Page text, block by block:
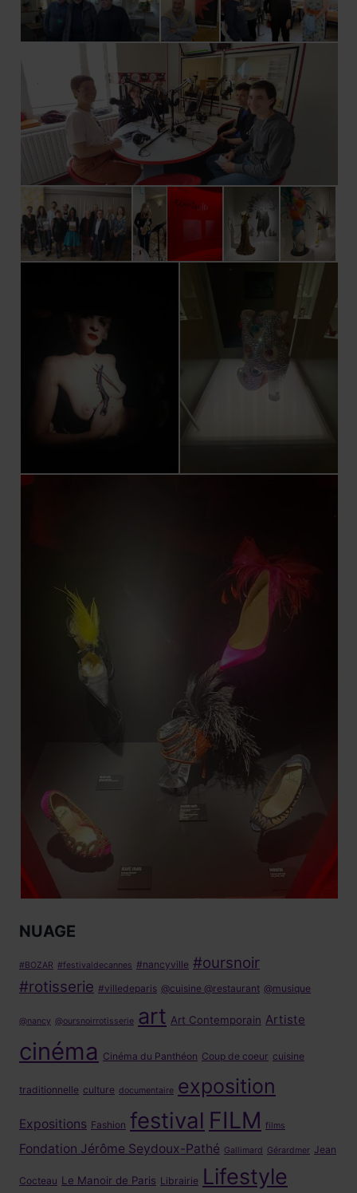
NUAGE
#BOZAR #festivaldecannes #nancyville #oursnoir
#rotisserie #villedeparis @cuisine @restaurant @musique
@nancy @oursnoirrotisserie art Art Contemporain Artiste
cinéma Cinéma du Panthéon Coup de coeur cuisine
traditionnelle culture documentaire exposition
Expositions Fashion festival FILM films
Fondation Jérôme Seydoux-Pathé Gallimard Gérardmer Jean
Cocteau Le Manoir de Paris Librairie Lifestyle